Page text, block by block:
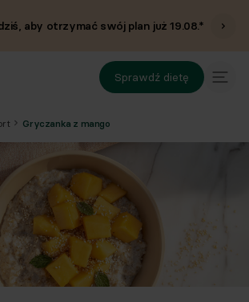
aby otrzymać swój plan już19.08.*
Sprawdź dietę
Gryczanka z mango